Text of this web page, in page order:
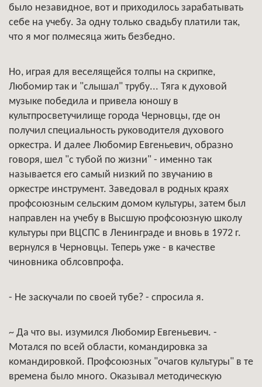
было незавидное, вот и приходилось зарабатывать
себе на учебу. За одну только свадьбу платили так,
что я мог полмесяца жить безбедно.
Но, играя для веселящейся толпы на скрипке,
Любомир так и "слышал" трубу... Тяга к духовой
музыке победила и привела юношу в
культпросветучилище города Черновцы, где он
получил специальность руководителя духового
оркестра. И далее Любомир Евгеньевич, образно
говоря, шел "с тубой по жизни" - именно так
называется его самый низкий по звучанию в
оркестре инструмент. Заведовал в родных краях
профсоюзным сельским домом культуры, затем был
направлен на учебу в Высшую профсоюзную школу
культуры при ВЦСПС в Ленинграде и вновь в 1972 г.
вернулся в Черновцы. Теперь уже - в качестве
чиновника облсовпрофа.
- Не заскучали по своей тубе? - спросила я.
~ Да что вы. изумился Любомир Евгеньевич. -
Мотался по всей области, командировка за
командировкой. Профсоюзных "очагов культуры" в те
времена было много. Оказывал методическую